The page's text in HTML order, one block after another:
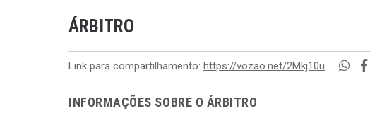
ÁRBITRO
Link para compartilhamento: https://vozao.net/2Mkj10u
INFORMAÇÕES SOBRE O ÁRBITRO